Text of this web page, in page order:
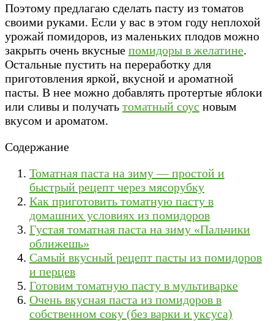
Поэтому предлагаю сделать пасту из томатов
своими руками. Если у вас в этом году неплохой
урожай помидоров, из маленьких плодов можно
закрыть очень вкусные помидоры в желатине.
Остальные пустить на переработку для
приготовления яркой, вкусной и ароматной
пасты. В нее можно добавлять протертые яблоки
или сливы и получать томатный соус новым
вкусом и ароматом.
Содержание
Томатная паста на зиму — простой и
быстрый рецепт через мясорубку
Как приготовить томатную пасту в
домашних условиях из помидоров
Густая томатная паста на зиму «Пальчики
оближешь»
Самый вкусный рецепт пасты из помидоров
и перцев
Готовим томатную пасту в мультиварке
Очень вкусная паста из помидоров в
собственном соку (без варки и уксуса)